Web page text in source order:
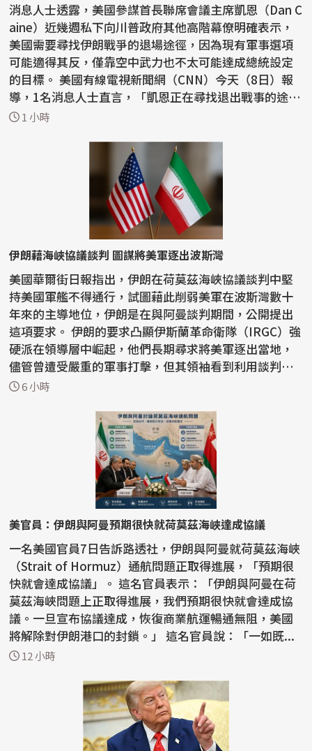
消息人士透露，美國參謀首長聯席會議主席凱恩（Dan C
aine）近幾週私下向川普政府其他高階幕僚明確表示，
美國需要尋找伊朗戰爭的退場途徑，因為現有軍事選項
可能適得其反，僅靠空中武力也不太可能達成總統設定
的目標。 美國有線電視新聞網（CNN）今天（8日）報
導，1名消息人士直言，「凱恩正在尋找退出戰事的途
徑」。...
1 小時
伊朗藉海峽協議談判 圖謀將美軍逐出波斯灣
美國華爾街日報指出，伊朗在荷莫茲海峽協議談判中堅
持美國軍艦不得通行，試圖藉此削弱美軍在波斯灣數十
年來的主導地位，伊朗是在與阿曼談判期間，公開提出
這項要求。 伊朗的要求凸顯伊斯蘭革命衛隊（IRGC）強
硬派在領導層中崛起，他們長期尋求將美軍逐出當地，
儘管曾遭受嚴重的軍事打擊，但其領袖看到利用談判動
搖...6 小時
美官員：伊朗與阿曼預期很快就荷莫茲海峽達成協議
一名美國官員7日告訴路透社，伊朗與阿曼就荷莫茲海峽
（Strait of Hormuz）通航問題正取得進展，「預期很
快就會達成協議」。 這名官員表示：「伊朗與阿曼在荷
莫茲海峽問題上正取得進展，我們預期很快就會達成協
議。一旦宣布協議達成，恢復商業航運暢通無阻，美國
將解除對伊朗港口的封鎖。」 這名官員說：「一如既...
12 小時